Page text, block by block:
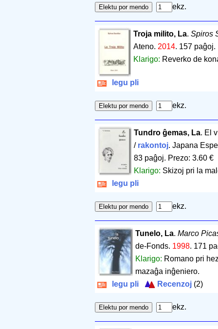
ekz.
Troja milito, La.Spiros
Ateno. 2014. 157 paĝoj.
Klarigo: Reverko de
legu pli
ekz.
Tundro ĝemas, La. El
/ rakontoj. Japana
83 paĝoj. Prezo: 3.60 €
Klarigo: Skizoj pri la
legu pli
ekz.
Tunelo, La. Marco
de-Fonds. 1998. 171
Klarigo: Romano pri
mazaĝa inĝeniero.
legu pli
Recenzoj (2)
ekz.